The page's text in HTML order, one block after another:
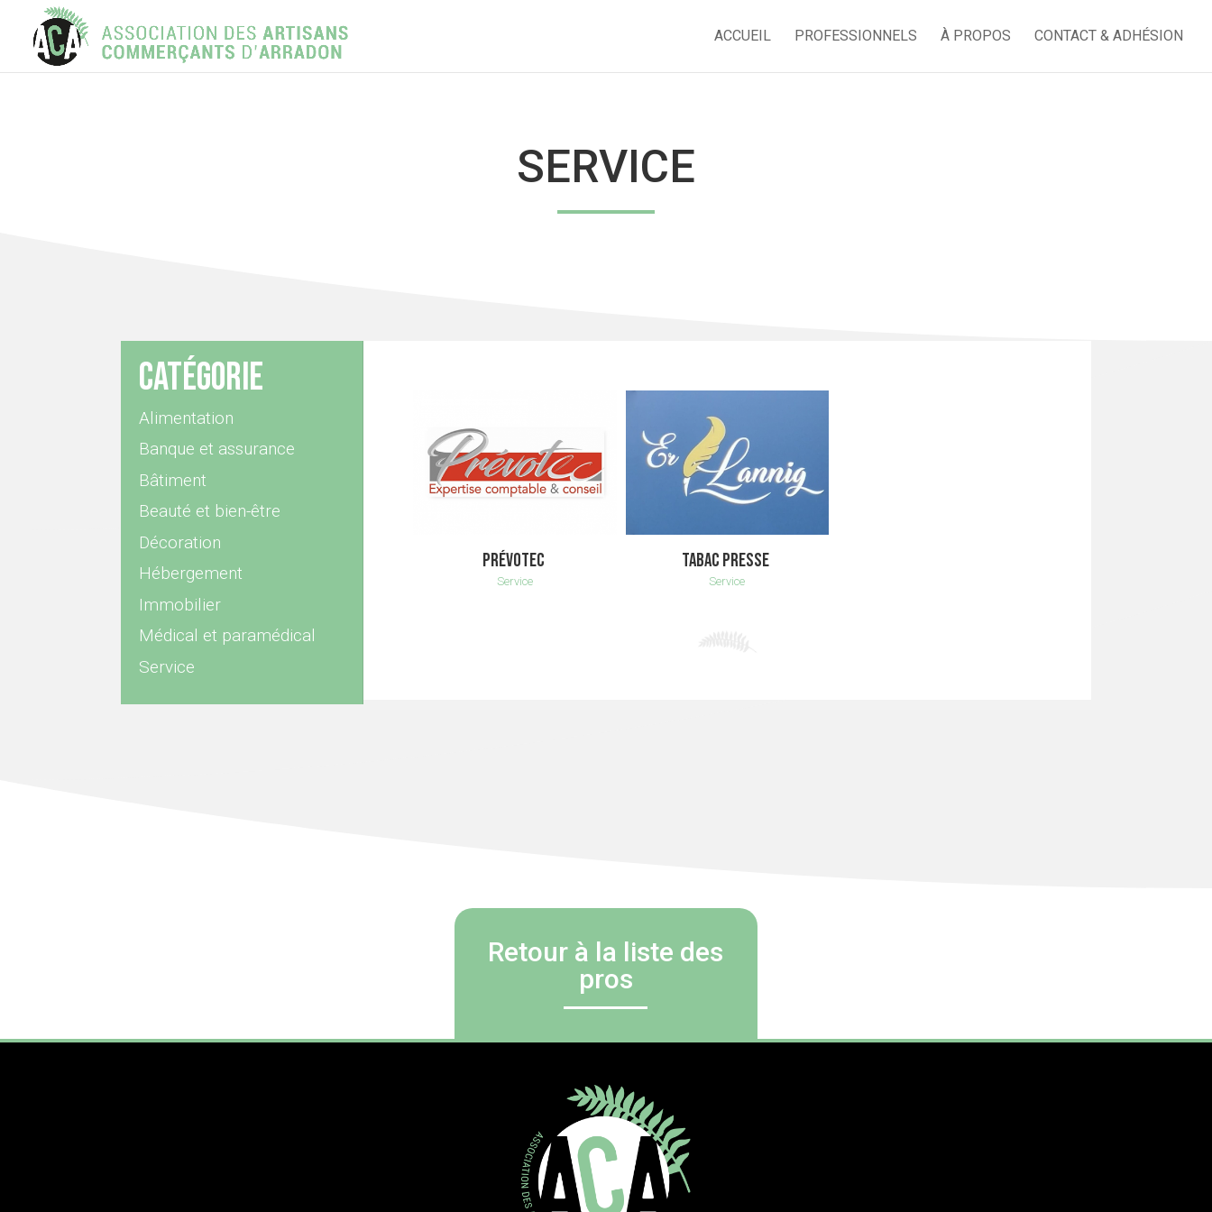
ACCUEIL PROFESSIONNELS À PROPOS CONTACT & ADHÉSION
SERVICE
Catégorie
Alimentation
Banque et assurance
Bâtiment
Beauté et bien-être
Décoration
Hébergement
Immobilier
Médical et paramédical
Service
PRÉVOTEC
Service
TABAC PRESSE
Service
Retour à la liste des
pros